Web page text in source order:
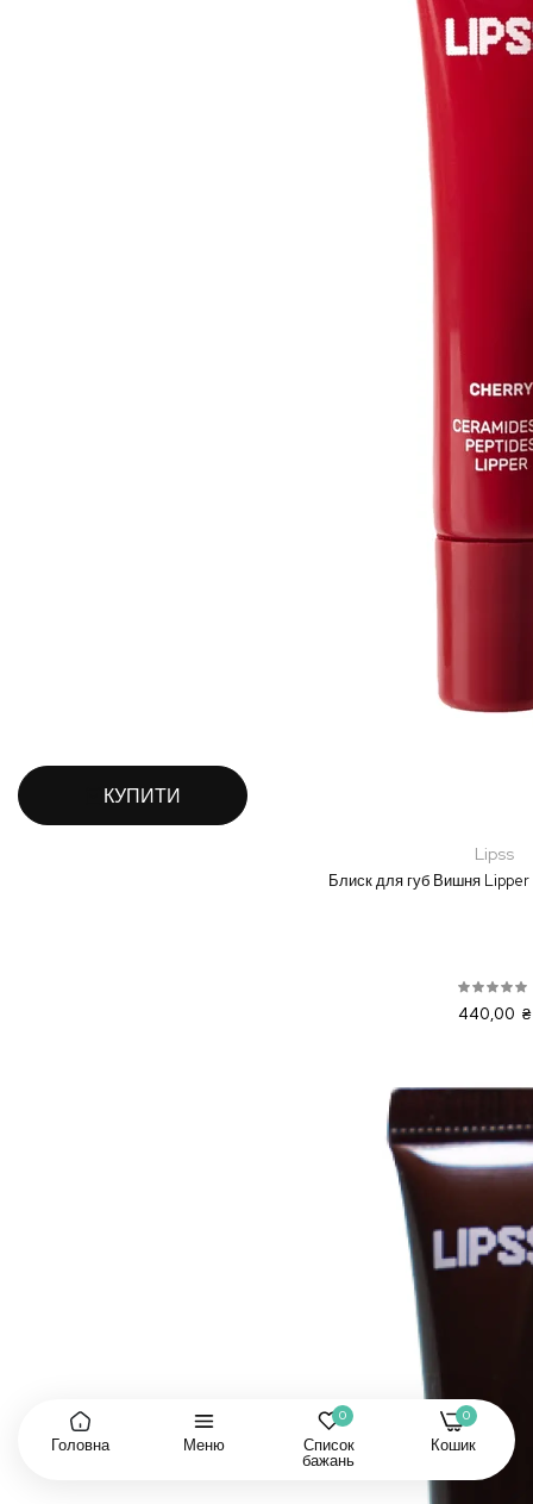
КУПИТИ
Lipss
Блиск для губ Вишня Lipper
440,00 ₴
Головна Меню
0
Список
бажань
0
Кошик